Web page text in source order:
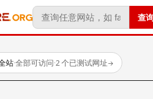
查
站·全部可访问·2 个已测试网址→